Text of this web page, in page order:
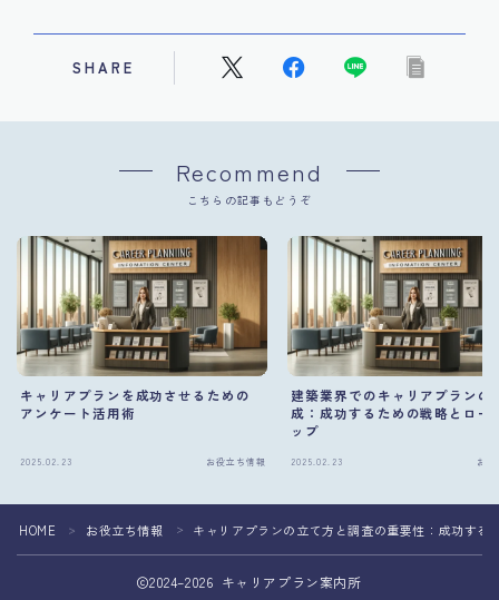
SHARE
Recommend
こちらの記事もどうぞ
キャリアプランを成功させるための
アンケート活用術
2025.02.23 お役立ち情報
建築業界でのキャリアプランの
成：成功するための戦略とロー
ップ
2025.02.23 お
HOME ＞ お役立ち情報 ＞ キャリアプランの立て方と調査の重要性：成功する
2024–2026 キャリアプラン案内所